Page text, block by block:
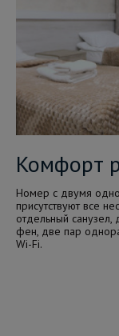
Комфорт
Номер с двумя
присутствуют все
отдельный санузел,
фен, две пар
Wi-Fi.